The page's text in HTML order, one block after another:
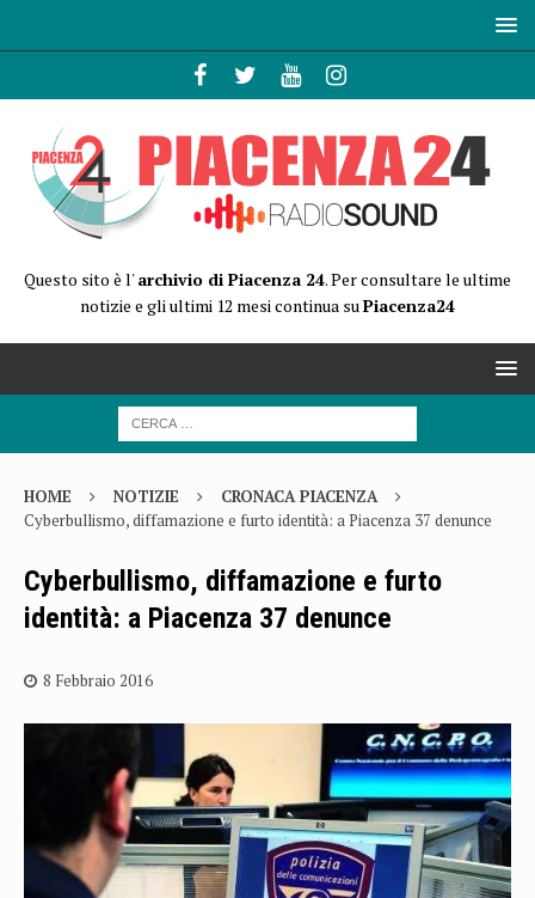
Questo sito è l'archivio di Piacenza 24. Per consultare le ultime
notizie e gli ultimi 12 mesi continua suPiacenza24
HOME NOTIZIE
CRONACA PIACENZA
Cyberbullismo, diffamazione e furto identità: a Piacenza 37 denunce
Cyberbullismo, diffamazione e furto
identità: a Piacenza 37 denunce
8 Febbraio 2016